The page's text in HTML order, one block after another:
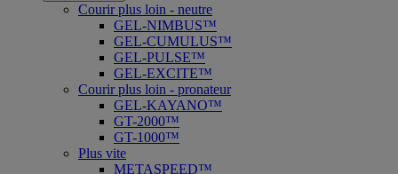
Courir plus loin - neutre
GEL-NIMBUS™
GEL-CUMULUS™
GEL-PULSE™
GEL-EXCITE™
Courir plus loin - pronateur
GEL-KAYANO™
GT-2000™
GT-1000™
Plus vite
METASPEED™